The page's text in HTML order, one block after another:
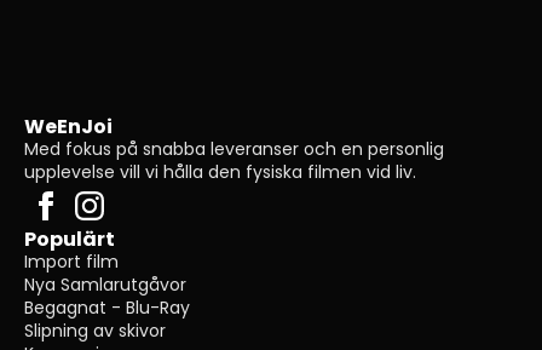
WeEnJoi
Med fokus på snabba leveranser och en personlig
upplevelse vill vi hålla den fysiska filmen vid liv.
Populärt
Import film
Nya Samlarutgåvor
Begagnat - Blu-Ray
Slipning av skivor